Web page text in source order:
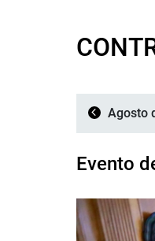
Agosto
Evento